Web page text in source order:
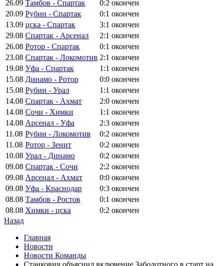
26.09 Тамбов - Спартак 0:2 окончен
20.09 Рубин - Спартак 0:1 окончен
13.09 цска - Спартак 3:1 окончен
29.08 Спартак - Арсенал 2:1 окончен
26.08 Ротор - Спартак 0:1 окончен
23.08 Спартак - Локомотив 2:1 окончен
19.08 Уфа - Спартак 1:1 окончен
15.08 Динамо - Ротор 0:0 окончен
15.08 Рубин - Урал 1:1 окончен
14.08 Спартак - Ахмат 2:0 окончен
14.08 Сочи - Химки 1:1 окончен
14.08 Арсенал - Уфа 2:3 окончен
11.08 Рубин - Локомотив 0:2 окончен
11.08 Ротор - Зенит 0:2 окончен
10.08 Урал - Динамо 0:2 окончен
09.08 Спартак - Сочи 2:2 окончен
09.08 Арсенал - Ахмат 0:0 окончен
09.08 Уфа - Краснодар 0:3 окончен
08.08 Тамбов - Ростов 0:1 окончен
08.08 Химки - цска 0:2 окончен
Назад
Главная
Новости
Новости Команды
Станкович объяснил включение Заболотного в старт на